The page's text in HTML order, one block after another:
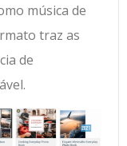
música de
traz as
de